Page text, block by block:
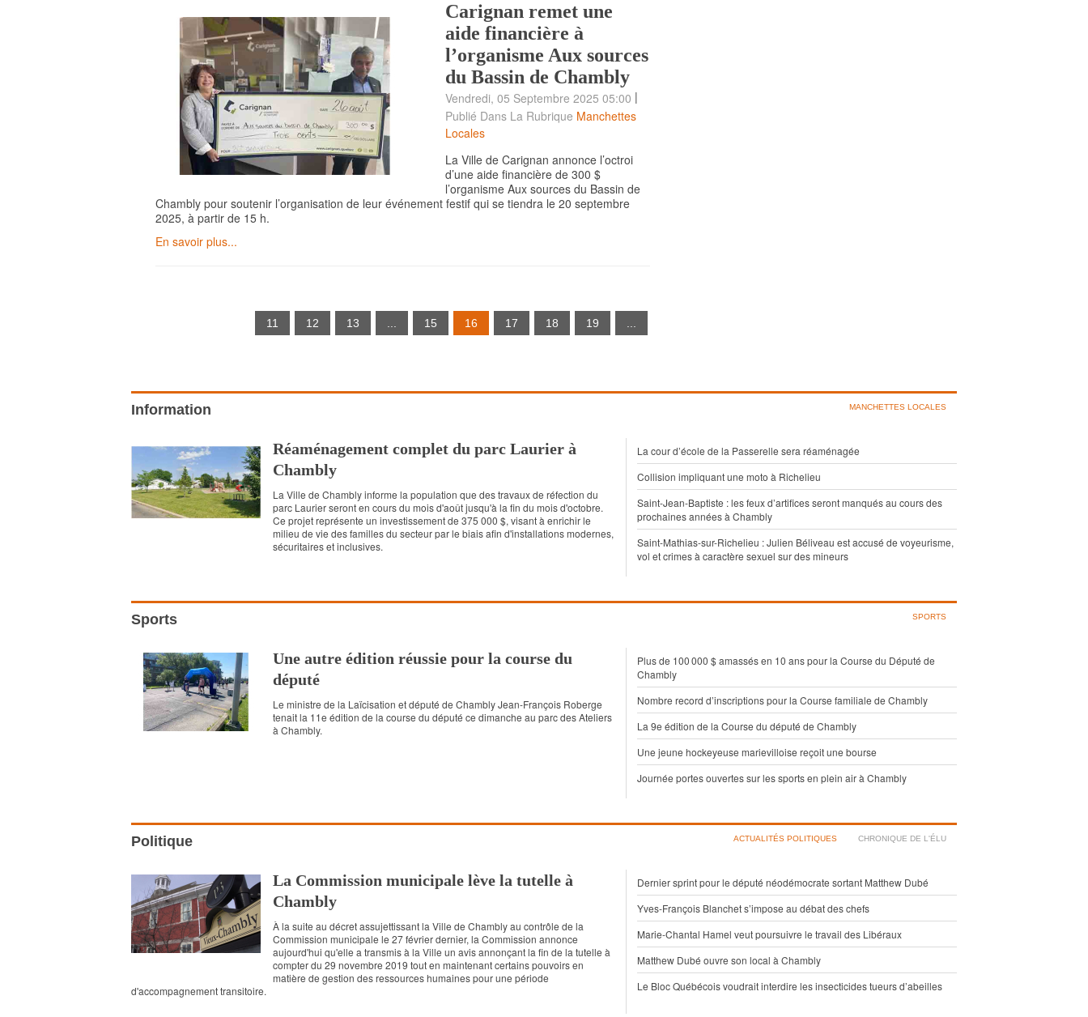
Carignan remet une
aide financière à
l’organisme Aux sources
du Bassin de Chambly
Vendredi, 05 Septembre 2025 05:00 |
Publié Dans La Rubrique Manchettes
Locales
La Ville de Carignan annonce l’octroi
d’une aide financière de 300 $
l’organisme Aux sources du Bassin de
Chambly pour soutenir l’organisation de leur événement festif qui se tiendra le 20 septembre
2025, à partir de 15 h.
En savoir plus...
11 12 13 ... 15 16 17 18 19 ...
Information MANCHETTES LOCALES
Réaménagement complet du parc Laurier à
Chambly
La Ville de Chambly informe la population que des travaux de réfection du
parc Laurier seront en cours du mois d'août jusqu'à la fin du mois d'octobre.
Ce projet représente un investissement de 375 000 $, visant à enrichir le
milieu de vie des familles du secteur par le biais afin d'installations modernes,
sécuritaires et inclusives.
La cour d’école de la Passerelle sera réaménagée
Collision impliquant une moto à Richelieu
Saint-Jean-Baptiste : les feux d’artifices seront manqués au cours des
prochaines années à Chambly
Saint-Mathias-sur-Richelieu : Julien Béliveau est accusé de voyeurisme,
vol et crimes à caractère sexuel sur des mineurs
Sports SPORTS
Une autre édition réussie pour la course du
député
Le ministre de la Laïcisation et député de Chambly Jean-François Roberge
tenait la 11e édition de la course du député ce dimanche au parc des Ateliers
à Chambly.
Plus de 100 000 $ amassés en 10 ans pour la Course du Député de
Chambly
Nombre record d’inscriptions pour la Course familiale de Chambly
La 9e édition de la Course du député de Chambly
Une jeune hockeyeuse marievilloise reçoit une bourse
Journée portes ouvertes sur les sports en plein air à Chambly
Politique ACTUALITÉS POLITIQUES CHRONIQUE DE L'ÉLU
La Commission municipale lève la tutelle à
Chambly
À la suite au décret assujettissant la Ville de Chambly au contrôle de la
Commission municipale le 27 février dernier, la Commission annonce
aujourd'hui qu'elle a transmis à la Ville un avis annonçant la fin de la tutelle à
compter du 29 novembre 2019 tout en maintenant certains pouvoirs en
matière de gestion des ressources humaines pour une période
d'accompagnement transitoire.
Dernier sprint pour le député néodémocrate sortant Matthew Dubé
Yves-François Blanchet s’impose au débat des chefs
Marie-Chantal Hamel veut poursuivre le travail des Libéraux
Matthew Dubé ouvre son local à Chambly
Le Bloc Québécois voudrait interdire les insecticides tueurs d’abeilles